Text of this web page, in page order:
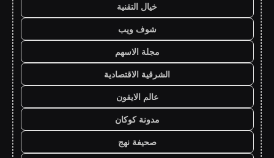
خيال التقنية
شوف ويب
مجلة الاسهم
الشرقية الاقتصادية
عالم الايفون
مدونة كوكان
صحيفة نهج